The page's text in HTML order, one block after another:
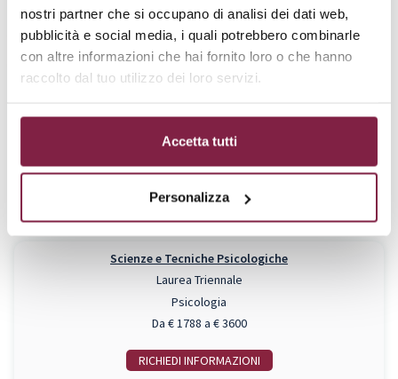
nostri partner che si occupano di analisi dei dati web,
pubblicità e social media, i quali potrebbero combinarle
con altre informazioni che hai fornito loro o che hanno
raccolto dal tuo utilizzo dei loro servizi.
Accetta tutti
Personalizza
Piano di Studi
Lingue e Mercati
Lingue
Da € 1788 a € 3600
RICHIEDI INFO
Piano di Studi
Scienze e Tecniche Psicologiche
Laurea Triennale
Psicologia
Da € 1788 a € 3600
RICHIEDI INFO